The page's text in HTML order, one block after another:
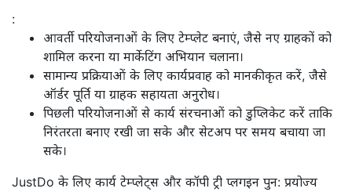
:
आवर्ती परियोजनाओं के लिए टेम्प्लेट बनाएं, जैसे नए ग्राहकों को
शामिल करना या मार्केटिंग अभियान चलाना।
सामान्य प्रक्रियाओं के लिए कार्यप्रवाह को मानकीकृत करें, जैसे
ऑर्डर पूर्ति या ग्राहक सहायता अनुरोध।
पिछली परियोजनाओं से कार्य संरचनाओं को डुप्लिकेट करें ताकि
निरंतरता बनाए रखी जा सके और सेटअप पर समय बचाया जा
सके।
JustDo के लिए कार्य टेम्प्लेट्स और कॉपी ट्री प्लगइन पुन: प्रयोज्य